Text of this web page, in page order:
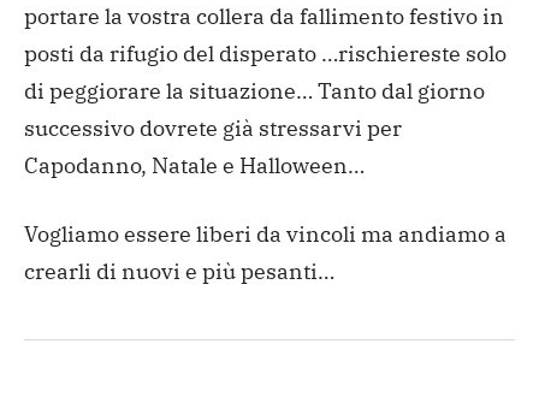
portare la vostra collera da fallimento festivo in
posti da rifugio del disperato …rischiereste solo
di peggiorare la situazione… Tanto dal giorno
successivo dovrete già stressarvi per
Capodanno, Natale e Halloween…
Vogliamo essere liberi da vincoli ma andiamo a
crearli di nuovi e più pesanti…